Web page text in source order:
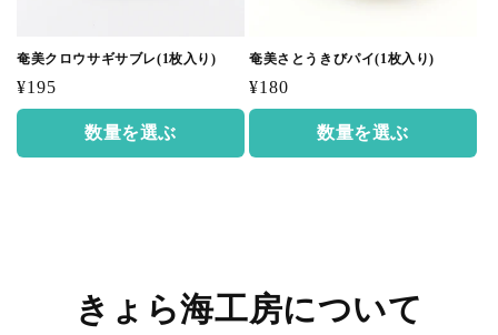
奄美クロウサギサブレ(1枚入り)
通
常
格
¥195
数量を選ぶ
奄美さとうきびパイ(1枚入り)
通
常
格
¥180
数量を選ぶ
きょら海工房について